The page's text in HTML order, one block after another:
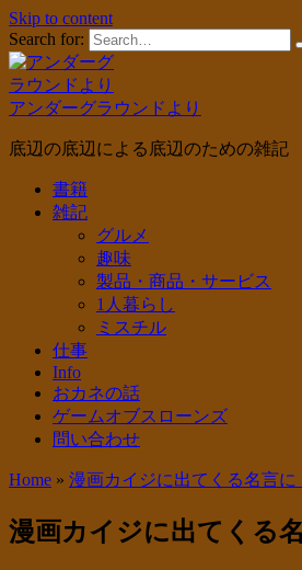
Skip to content
Search for:
アンダーグラウンドより
底辺の底辺による底辺のための雑記
書籍
雑記
グルメ
趣味
製品・商品・サービス
1人暮らし
ミスチル
仕事
Info
おカネの話
ゲームオブスローンズ
問い合わせ
Home » 漫画カイジに出てくる名言
漫画カイジに出てくる